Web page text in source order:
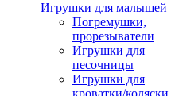
Игрушки для малышей
Погремушки,
прорезыватели
Игрушки для
песочницы
Игрушки для
кроватки/коляски